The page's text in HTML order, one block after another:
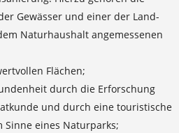
Gewässer und einer der Land-
Naturhaushalt angemessenen
Flächen;
durch die Erforschung
und durch eine touristische
Sinne eines Naturparks;